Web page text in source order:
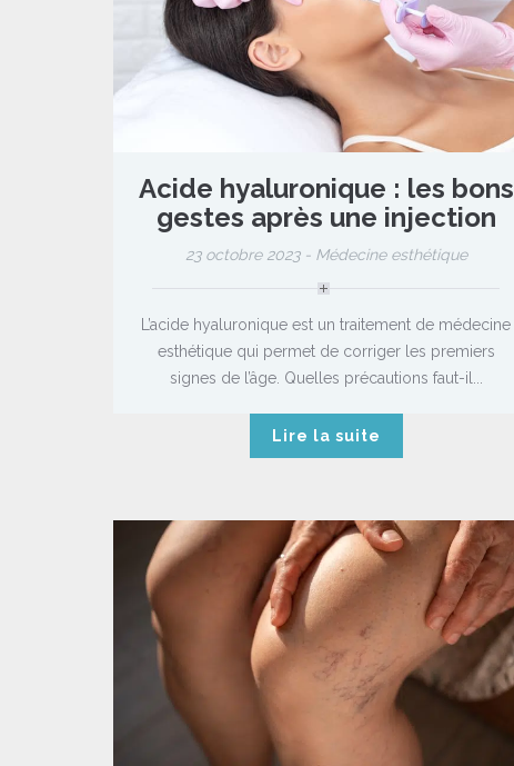
Acide hyaluronique : les bons
gestes après une injection
23 octobre 2023 - Médecine esthétique
L’acide hyaluronique est un traitement de médecine
esthétique qui permet de corriger les premiers
signes de l’âge. Quelles précautions faut-il...
Lire la suite